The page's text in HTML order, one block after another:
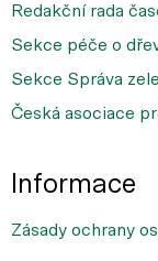
Informace
Zásady ochrany
Redakční rada
Sekce péče o
Sekce Správa
Česká asociace